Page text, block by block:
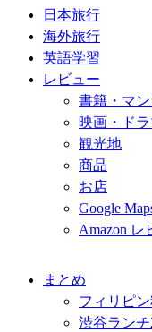
日本旅行
海外旅行
英語学習
レビュー
書籍・マ
映画・ド
観光地
商品
お店
Google
Amazon レ
まとめ
フィリピ
渋谷ランチ